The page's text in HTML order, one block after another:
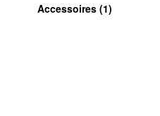
Accessoires (1)